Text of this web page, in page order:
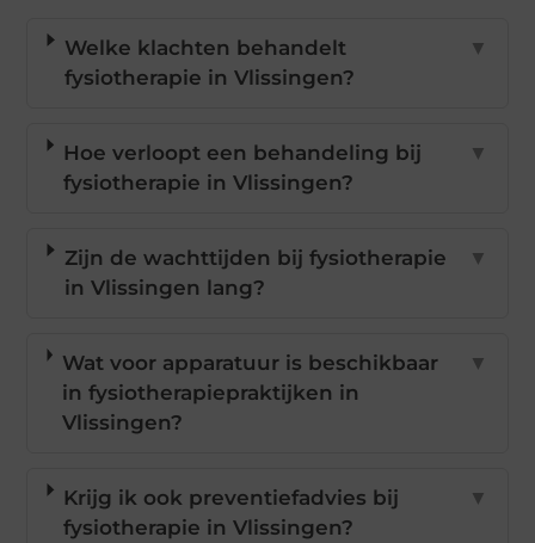
Welke klachten behandelt
fysiotherapie in Vlissingen?
▼
Hoe verloopt een behandeling bij
fysiotherapie in Vlissingen?
▼
Zijn de wachttijden bij fysiotherapie
in Vlissingen lang?
▼
Wat voor apparatuur is beschikbaar
in fysiotherapiepraktijken in
Vlissingen?
▼
Krijg ik ook preventiefadvies bij
fysiotherapie in Vlissingen?
▼